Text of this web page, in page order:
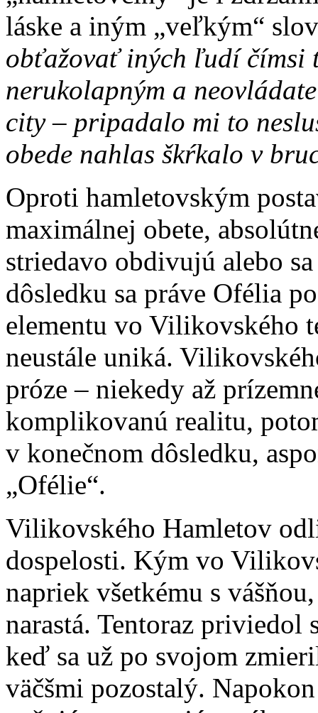
láske a iným „veľkým“
obťažovať iných ľudí čímsi
nerukolapným a
city – pripadalo mi to
obede nahlas škŕkalo v
Oproti hamletovským
maximálnej obete,
striedavo obdivujú alebo
dôsledku sa práve Ofélia
elementu vo Vilikovského
neustále uniká.
próze – niekedy až
komplikovanú realitu,
v konečnom dôsledku,
„Ofélie“.
Vilikovského Hamletov
dospelosti. Kým vo
napriek všetkému s
narastá. Tentoraz
keď sa už po svojom
väčšmi pozostalý.